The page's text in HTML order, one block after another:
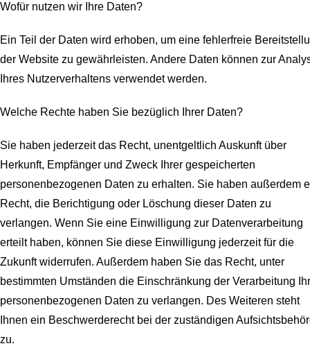
Wofür nutzen wir Ihre Daten?
Ein Teil der Daten wird erhoben, um eine fehlerfreie
der Website zu gewährleisten. Andere Daten können zur
Ihres Nutzerverhaltens verwendet werden.
Welche Rechte haben Sie bezüglich Ihrer Daten?
Sie haben jederzeit das Recht, unentgeltlich Auskunft über
Herkunft, Empfänger und Zweck Ihrer gespeicherten
personenbezogenen Daten zu erhalten. Sie haben außerdem
Recht, die Berichtigung oder Löschung dieser Daten zu
verlangen. Wenn Sie eine Einwilligung zur Datenverarbeitung
erteilt haben, können Sie diese Einwilligung jederzeit für die
Zukunft widerrufen. Außerdem haben Sie das Recht, unter
bestimmten Umständen die Einschränkung der Verarbeitung
personenbezogenen Daten zu verlangen. Des Weiteren steht
Ihnen ein Beschwerderecht bei der zuständigen
zu.